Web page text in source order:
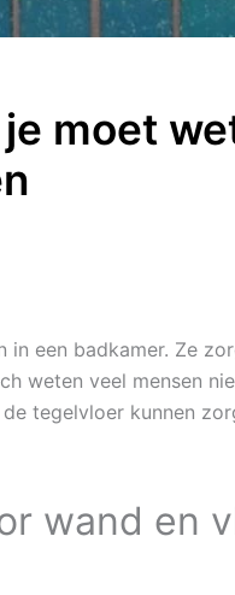
moet
een badkamer. Ze
weten veel mensen
tegelvloer kunnen
wand en